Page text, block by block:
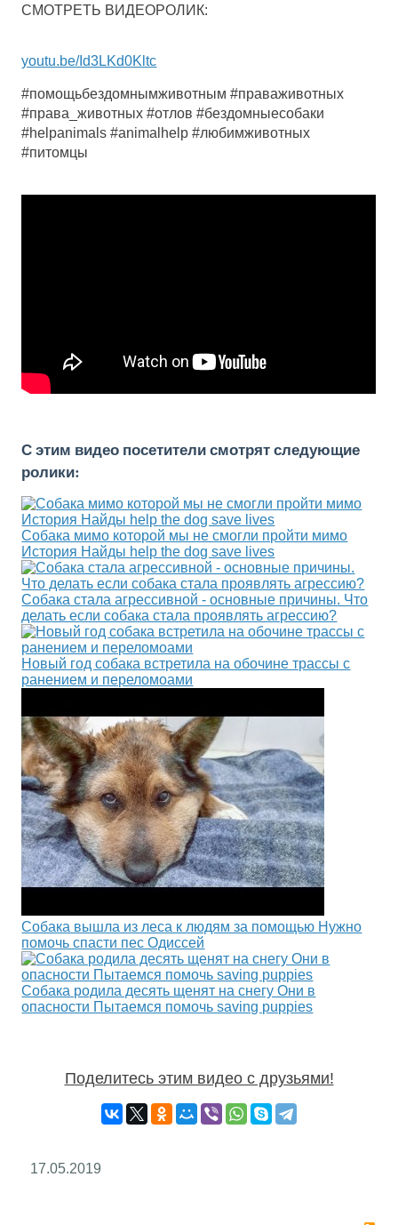
СМОТРЕТЬ ВИДЕОРОЛИК:
youtu.be/Id3LKd0Kltc
#помощьбездомнымживотным #праваживотных
#права_животных #отлов #бездомныесобаки
#helpanimals #animalhelp #любимживотных
#питомцы
С этим видео посетители смотрят следующие
ролики:
Собака мимо которой мы не смогли пройти мимо
История Найды help the dog save lives
Собака стала агрессивной - основные причины. Что
делать если собака стала проявлять агрессию?
Новый год собака встретила на обочине трассы с
ранением и переломоами
Собака вышла из леса к людям за помощью Нужно
помочь спасти пес Одиссей
Собака родила десять щенят на снегу Они в
опасности Пытаемся помочь saving puppies
Поделитесь этим видео с друзьями!
17.05.2019